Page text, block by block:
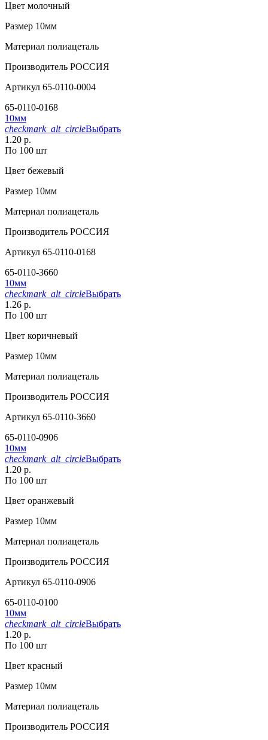
Цвет молочный
Размер 10мм
Материал полиацеталь
Производитель РОССИЯ
Артикул 65-0110-0004
65-0110-0168
10мм
checkmark_alt_circleВыбрать
1.20 р.
По 100 шт
Цвет бежевый
Размер 10мм
Материал полиацеталь
Производитель РОССИЯ
Артикул 65-0110-0168
65-0110-3660
10мм
checkmark_alt_circleВыбрать
1.26 р.
По 100 шт
Цвет коричневый
Размер 10мм
Материал полиацеталь
Производитель РОССИЯ
Артикул 65-0110-3660
65-0110-0906
10мм
checkmark_alt_circleВыбрать
1.20 р.
По 100 шт
Цвет оранжевый
Размер 10мм
Материал полиацеталь
Производитель РОССИЯ
Артикул 65-0110-0906
65-0110-0100
10мм
checkmark_alt_circleВыбрать
1.20 р.
По 100 шт
Цвет красный
Размер 10мм
Материал полиацеталь
Производитель РОССИЯ